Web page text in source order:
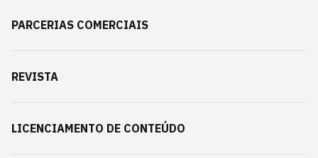
PARCERIAS COMERCIAIS
REVISTA
LICENCIAMENTO DE CONTEÚDO